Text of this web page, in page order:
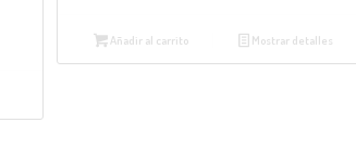
Añadir al carrito Mostrar detalles